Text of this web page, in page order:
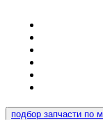
подбор запчасти по